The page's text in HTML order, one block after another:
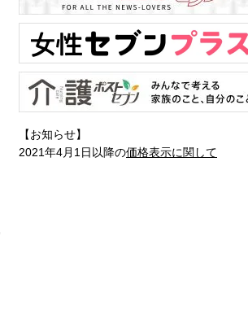
【お知らせ】
2021年4月1日以降の価格表示に関して